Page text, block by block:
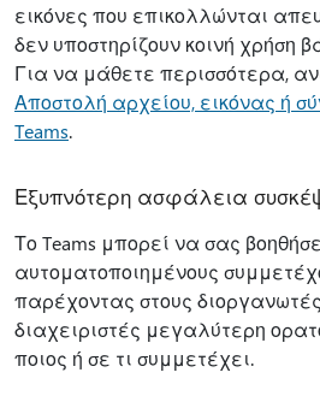
εικόνες που επικολλώνται
δεν υποστηρίζουν κοινή χρήση
Για να μάθετε περισσότερα,
Αποστολή αρχείου, εικόνας ή
Teams.
Εξυπνότερη ασφάλεια
Το Teams μπορεί να σας
αυτοματοποιημένους
παρέχοντας στους
διαχειριστές μεγαλύτερη
ποιος ή σε τι συμμετέχει.